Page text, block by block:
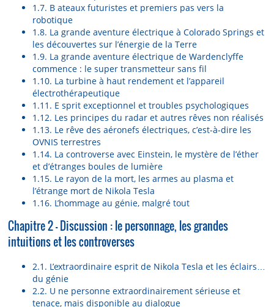
1.7. B ateaux futuristes et premiers pas vers la
robotique
1.8. La grande aventure électrique à Colorado Springs et
les découvertes sur l’énergie de la Terre
1.9. La grande aventure électrique de Wardenclyffe
commence : le super transmetteur sans fil
1.10. La turbine à haut rendement et l’appareil
électrothérapeutique
1.11. E sprit exceptionnel et troubles psychologiques
1.12. Les principes du radar et autres rêves non réalisés
1.13. Le rêve des aéronefs électriques, c’est-à-dire les
OVNIS terrestres
1.14. La controverse avec Einstein, le mystère de l’éther
et d’étranges boules de lumière
1.15. Le rayon de la mort, les armes au plasma et
l’étrange mort de Nikola Tesla
1.16. L’hommage au génie, malgré tout
Chapitre 2 – Discussion : le personnage, les grandes
intuitions et les controverses
2.1. L’extraordinaire esprit de Nikola Tesla et les éclairs…
du génie
2.2. U ne personne extraordinairement sérieuse et
tenace, mais disponible au dialogue